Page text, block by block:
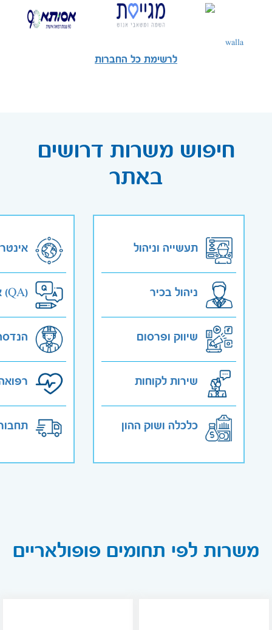
לרשימת כל החברות
חיפוש משרות דרושים
באתר
תעשייה וניהול
ניהול בכיר
שיווק ופרסום
שירות לקוחות
כלכלה ושוק ההון
אבטחת איכות (QA)
משרות לפי תחומים פופולאריים